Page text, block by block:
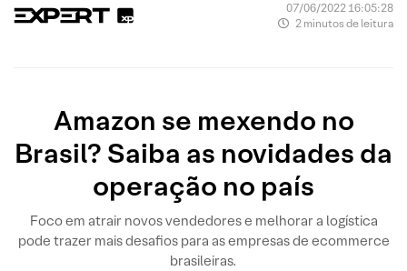
07/06/2022 16:05:28
2 minutos de leitura
Amazon se mexendo no
Brasil? Saiba as novidades da
operação no país
Foco em atrair novos vendedores e melhorar a logística
pode trazer mais desafios para as empresas de ecommerce
brasileiras.